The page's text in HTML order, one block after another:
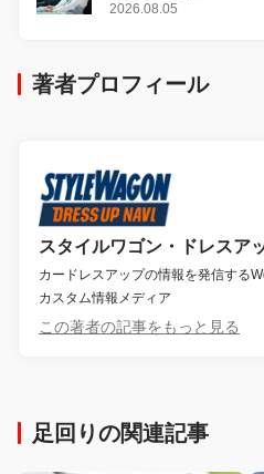
2026.08.05
著者プロフィール
スタイルワゴン・ドレスア
カードレスアップの情報を発信する
カスタム情報メディア
この著者の記事をもっと見る
足回りの関連記事